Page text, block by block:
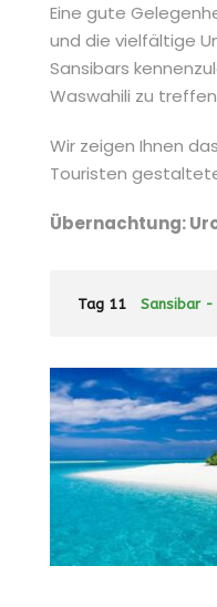
Eine gute
und die vielfältige
Sansibars
Waswahili zu
Wir zeigen Ihnen
Touristen
Übernachtung:
Tag 11 Sansibar